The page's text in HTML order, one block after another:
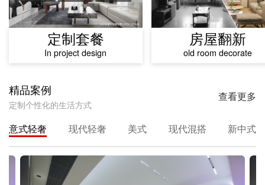
定制套餐
In project design
房屋翻新
old room decorate
精品案例
定制个性化的生活方式
查看更多
意式轻奢 现代轻奢 美式 现代混搭 新中式